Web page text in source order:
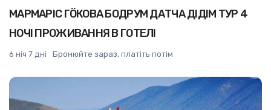
МАРМАРІС ГÖКОВА БОДРУМ ДАТЧА ДІДІМ ТУР 4
НОЧІ ПРОЖИВАННЯ В ГОТЕЛІ
6 ніч 7 дні Бронюйте зараз, платіть потім